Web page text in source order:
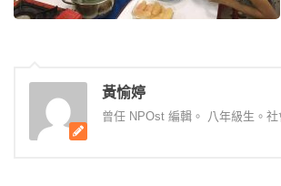
黃愉婷
曾任 NPOst 編輯。 八年級生。社